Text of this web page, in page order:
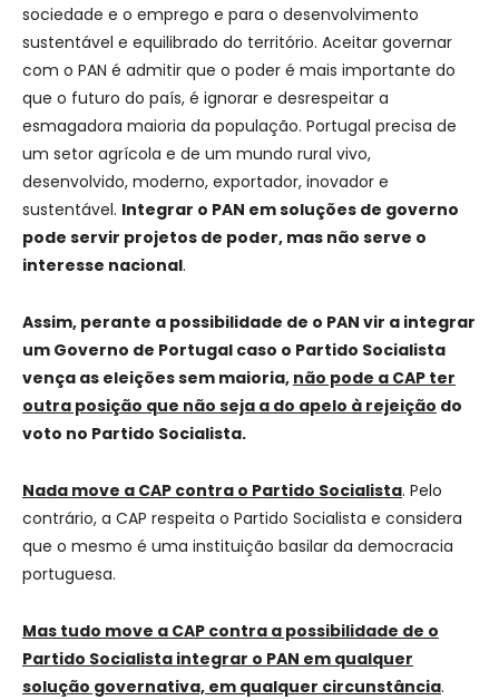
sociedade e o emprego e para o desenvolvimento
sustentável e equilibrado do território. Aceitar governar
com o PAN é admitir que o poder é mais importante do
que o futuro do país, é ignorar e desrespeitar a
esmagadora maioria da população. Portugal precisa de
um setor agrícola e de um mundo rural vivo,
desenvolvido, moderno, exportador, inovador e
sustentável. Integrar o PAN em soluções de governo
pode servir projetos de poder, mas não serve o
interesse nacional.
Assim, perante a possibilidade de o PAN vir a integrar
um Governo de Portugal caso o Partido Socialista
vença as eleições sem maioria, não pode a CAP ter
outra posição que não seja a do apelo à rejeição do
voto no Partido Socialista.
Nada move a CAP contra o Partido Socialista. Pelo
contrário, a CAP respeita o Partido Socialista e considera
que o mesmo é uma instituição basilar da democracia
portuguesa.
Mas tudo move a CAP contra a possibilidade de o
Partido Socialista integrar o PAN em qualquer
solução governativa, em qualquer circunstância.